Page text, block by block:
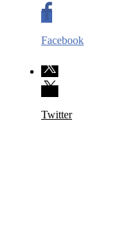
Facebook
Twitter